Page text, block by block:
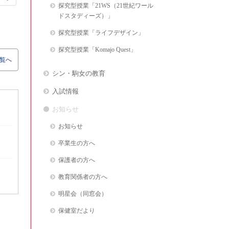
へ
探究型授業「21WS（21世紀ワール
ドスタディーズ）」
探究型授業「ライフデザイン」
探究型授業「Komajo Quest」
シン・駒女の教育
入試情報
お知らせ
お知らせ
卒業生の方へ
保護者の方へ
教育関係者の方へ
明星会（同窓会）
保健室だより